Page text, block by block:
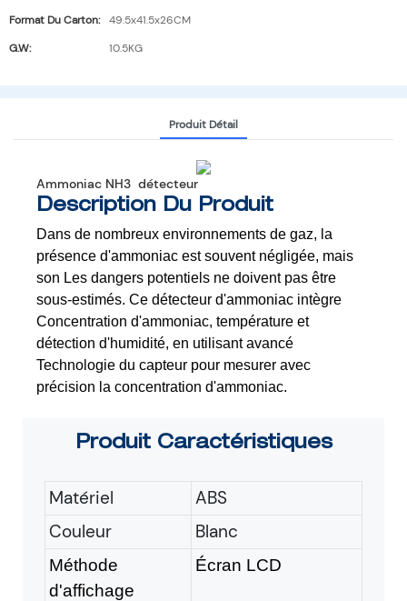
Format Du Carton:
49.5x41.5x26CM
G.W:
10.5KG
Produit Détail
Ammoniac NH3 détecteur
Description Du Produit
Dans de nombreux environnements de gaz, la
présence d'ammoniac est souvent négligée, mais
son Les dangers potentiels ne doivent pas être
sous-estimés. Ce détecteur d'ammoniac intègre
Concentration d'ammoniac, température et
détection d'humidité, en utilisant avancé
Technologie du capteur pour mesurer avec
précision la concentration d'ammoniac.
Produit Caractéristiques
Matériel
ABS
Couleur
Blanc
Méthode
d'affichage
Écran LCD